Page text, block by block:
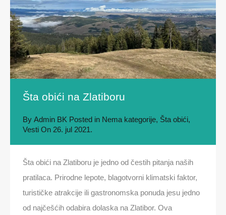
Šta obići na Zlatiboru
By Admin BK Posted in Nema kategorije, Šta obići,
Vesti On 26. jul 2021.
Šta obići na Zlatiboru je jedno od čestih pitanja naših
pratilaca. Prirodne lepote, blagotvorni klimatski faktor,
turističke atrakcije ili gastronomska ponuda jesu jedno
od najčešćih odabira dolaska na Zlatibor. Ova